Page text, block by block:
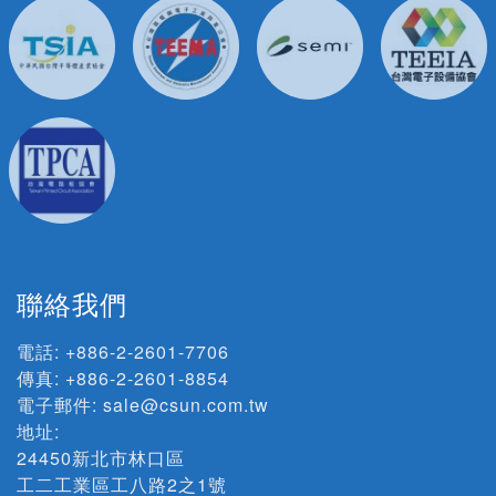
聯絡我們
電話: +886-2-2601-7706
傳真: +886-2-2601-8854
電子郵件: sale@csun.com.tw
地址:
24450新北市林口區
工二工業區工八路2之1號